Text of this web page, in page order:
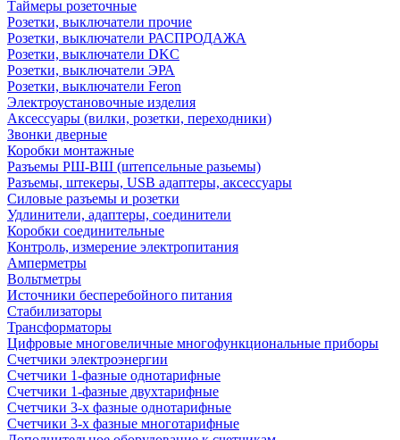
Таймеры розеточные
Розетки, выключатели прочие
Розетки, выключатели РАСПРОДАЖА
Розетки, выключатели DKC
Розетки, выключатели ЭРА
Розетки, выключатели Feron
Электроустановочные изделия
Аксессуары (вилки, розетки, переходники)
Звонки дверные
Коробки монтажные
Разъемы РШ-ВШ (штепсельные разьемы)
Разъемы, штекеры, USB адаптеры, аксессуары
Силовые разъемы и розетки
Удлинители, адаптеры, соединители
Коробки соединительные
Контроль, измерение электропитания
Амперметры
Вольтметры
Источники бесперебойного питания
Стабилизаторы
Трансформаторы
Цифровые многовеличные многофункциональные приборы
Счетчики электроэнергии
Счетчики 1-фазные однотарифные
Счетчики 1-фазные двухтарифные
Счетчики 3-х фазные однотарифные
Счетчики 3-х фазные многотарифные